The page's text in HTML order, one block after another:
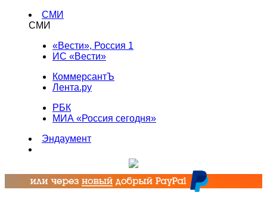
СМИ
СМИ
«Вести», Россия 1
ИС «Вести»
КоммерсантЪ
Лента.ру
РБК
МИА «Россия сегодня»
Эндаумент